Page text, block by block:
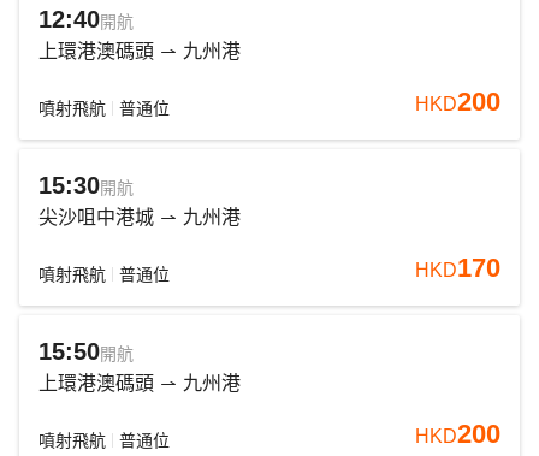
12:40開航
上環港澳碼頭 九州港
噴射飛航 普通位 HKD200
15:30開航
尖沙咀中港城 九州港
噴射飛航 普通位 HKD170
15:50開航
上環港澳碼頭 九州港
噴射飛航 普通位 HKD200